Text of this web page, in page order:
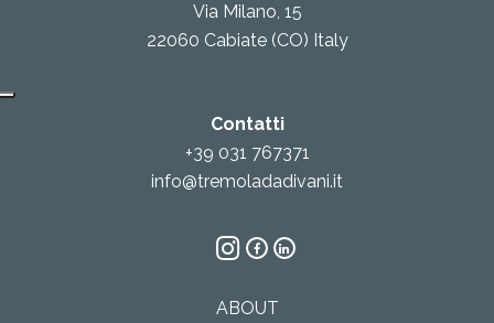
Via Milano, 15
22060 Cabiate (CO) Italy
Contatti
+39 031 767371
info@tremoladadivani.it
ABOUT